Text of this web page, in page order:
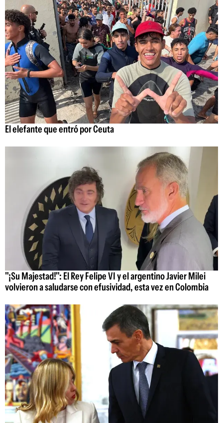
El elefante que entró por Ceuta
"¡Su Majestad!": El Rey Felipe VI y el argentino Javier Milei
volvieron a saludarse con efusividad, esta vez en Colombia